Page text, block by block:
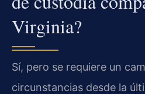
Virginia?
Sí, pero se requiere un
circunstancias desde la